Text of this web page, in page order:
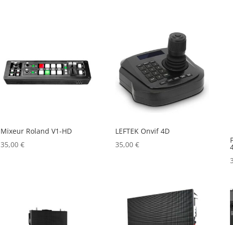
Mixeur Roland V1-HD
35,00 €
LEFTEK Onvif 4D
35,00 €